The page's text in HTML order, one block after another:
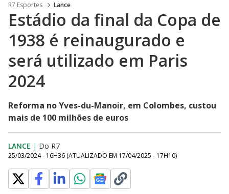
R7 Esportes Lance
Estádio da final da Copa de
1938 é reinaugurado e
será utilizado em Paris
2024
Reforma no Yves-du-Manoir, em Colombes, custou
mais de 100 milhões de euros
LANCE | Do R7
25/03/2024 - 16H36 (ATUALIZADO EM 17/04/2025 - 17H10)